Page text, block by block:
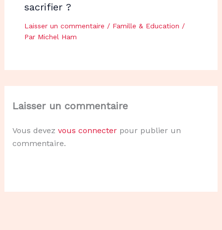
sacrifier ?
Laisser un commentaire / Famille & Education /
Par Michel Ham
Laisser un commentaire
Vous devez vous connecterpour publier un
commentaire.